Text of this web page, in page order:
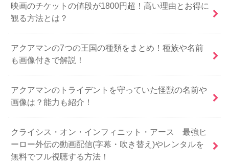
映画のチケットの値段が1800円超！高い理由とお得に
観る方法とは？
アクアマンの7つの王国の種類をまとめ！種族や名前
も画像付きで解説！
アクアマンのトライデントを守っていた怪獣の名前や
画像は？能力も紹介！
クライシス・オン・インフィニット・アース 最強ヒ
ーロー外伝の動画配信(字幕・吹き替え)やレンタルを
無料でフル視聴する方法！